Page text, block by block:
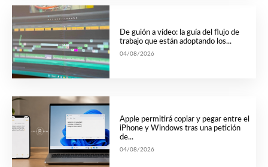
De guión a vídeo: la guía del flujo de
trabajo que están adoptando los...
04/08/2026
Apple permitirá copiar y pegar entre el
iPhone y Windows tras una petición
de...
04/08/2026